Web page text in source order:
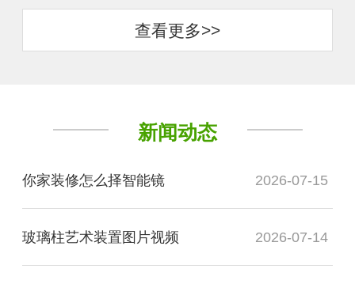
查看更多>>
新闻动态
你家装修怎么择智能镜 2026-07-15
玻璃柱艺术装置图片视频 2026-07-14